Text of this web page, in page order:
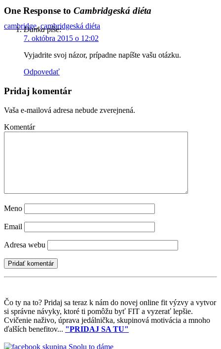
cambridge,cambridgeská diéta
One Response to Cambridgeská diéta
Danka píše:
7. októbra 2015 o 12:02
Vyjadrite svoj názor, prípadne napíšte vašu otázku.
Odpovedať
Pridaj komentár
Vaša e-mailová adresa nebude zverejnená.
Komentár
Meno
Email
Adresa webu
Čo ty na to? Pridaj sa teraz k nám do novej online fit výzvy a vytvor
si správne návyky, ktoré ti pomôžu byť FIT a vyzerať lepšie.
Cvičenie naživo, úprava jedálnička, skupinová motivácia a mnoho
ďalších benefitov... "PRIDAJ SA TU"